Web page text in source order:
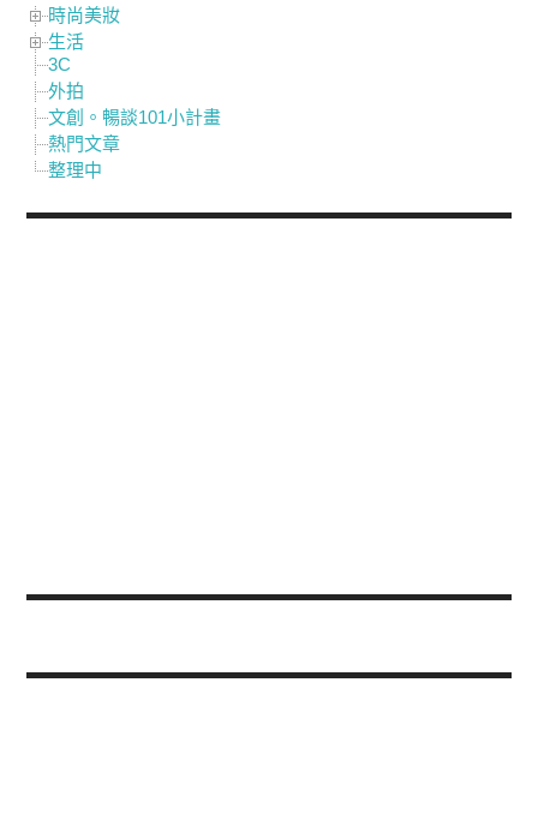
時尚美妝
生活
3C
外拍
文創。暢談101小計畫
熱門文章
整理中